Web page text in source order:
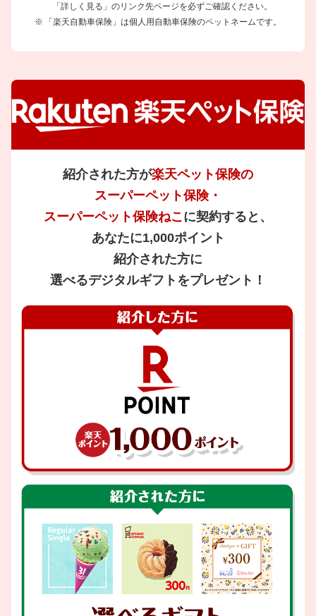
「詳しく見る」のリンク先ページを必ずご確認ください。
「楽天自動車保険」は個人用自動車保険のペットネームです。
紹介された方が楽天ペット保険の
スーパーペット保険・
スーパーペット保険ねこ に契約すると、
あなたに1,000ポイント
紹介された方に
選べるデジタルギフトをプレゼント！